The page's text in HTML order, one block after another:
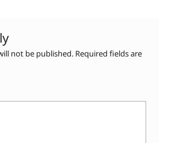
not be published. Required fields are